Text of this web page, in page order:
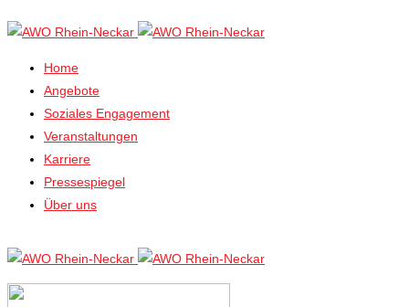
Home
Angebote
Soziales Engagement
Veranstaltungen
Karriere
Pressespiegel
Über uns